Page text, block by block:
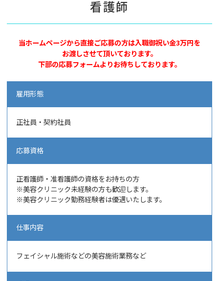
看護師
当ホームページから直接ご応募の方は入職御祝い金3万円を
お渡しさせて頂いております。
下部の応募フォームよりお待ちしております。
雇用形態
正社員・契約社員
応募資格
正看護師・准看護師の資格をお持ちの方
※美容クリニック未経験の方も歓迎します。
※美容クリニック勤務経験者は優遇いたします。
仕事内容
フェイシャル施術などの美容施術業務など